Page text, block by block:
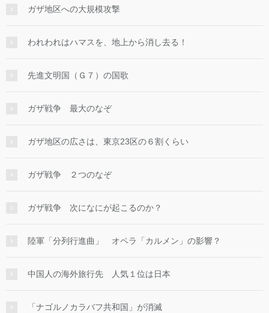
ガザ地区への大規模攻撃
われわれはハマスを、地上から消し去る！
先進文明国（Ｇ７）の国歌
ガザ戦争 最大のなぞ
ガザ地区の広さは、東京23区の６割くらい
ガザ戦争 ２つのなぞ
ガザ戦争 次になにが起こるのか？
陸軍「分列行進曲」 オペラ「カルメン」の影響？
中国人の海外旅行先 人気１位は日本
「ナゴルノカラバフ共和国」が消滅